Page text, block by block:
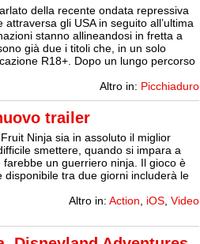
della recente ondata repressiva
gli USA in seguito all’ultima
stanno allineandosi in fretta a
già due i titoli che, in un solo
R18+. Dopo un lungo percorso
Altro in: Picchiaduro
trailer
Ninja sia in assoluto il miglior
smettere, quando si impara a
un guerriero ninja. Il gioco è
tra due giorni includerà le
Altro in: Action iOS Video